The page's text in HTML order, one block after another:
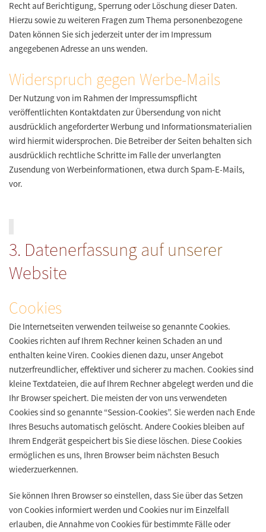
Recht auf Berichtigung, Sperrung oder Löschung dieser Daten.
Hierzu sowie zu weiteren Fragen zum Thema personenbezogene
Daten können Sie sich jederzeit unter der im Impressum
angegebenen Adresse an uns wenden.
Widerspruch gegen Werbe-Mails
Der Nutzung von im Rahmen der Impressumspflicht
veröffentlichten Kontaktdaten zur Übersendung von nicht
ausdrücklich angeforderter Werbung und Informationsmaterialien
wird hiermit widersprochen. Die Betreiber der Seiten behalten sich
ausdrücklich rechtliche Schritte im Falle der unverlangten
Zusendung von Werbeinformationen, etwa durch Spam-E-Mails,
vor.
3. Datenerfassung auf unserer
Website
Cookies
Die Internetseiten verwenden teilweise so genannte Cookies.
Cookies richten auf Ihrem Rechner keinen Schaden an und
enthalten keine Viren. Cookies dienen dazu, unser Angebot
nutzerfreundlicher, effektiver und sicherer zu machen. Cookies sind
kleine Textdateien, die auf Ihrem Rechner abgelegt werden und die
Ihr Browser speichert. Die meisten der von uns verwendeten
Cookies sind so genannte “Session-Cookies”. Sie werden nach Ende
Ihres Besuchs automatisch gelöscht. Andere Cookies bleiben auf
Ihrem Endgerät gespeichert bis Sie diese löschen. Diese Cookies
ermöglichen es uns, Ihren Browser beim nächsten Besuch
wiederzuerkennen.
Sie können Ihren Browser so einstellen, dass Sie über das Setzen
von Cookies informiert werden und Cookies nur im Einzelfall
erlauben, die Annahme von Cookies für bestimmte Fälle oder